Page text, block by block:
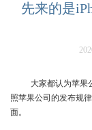
先来的是
大家都认为苹果
照苹果公司的发布规
面。